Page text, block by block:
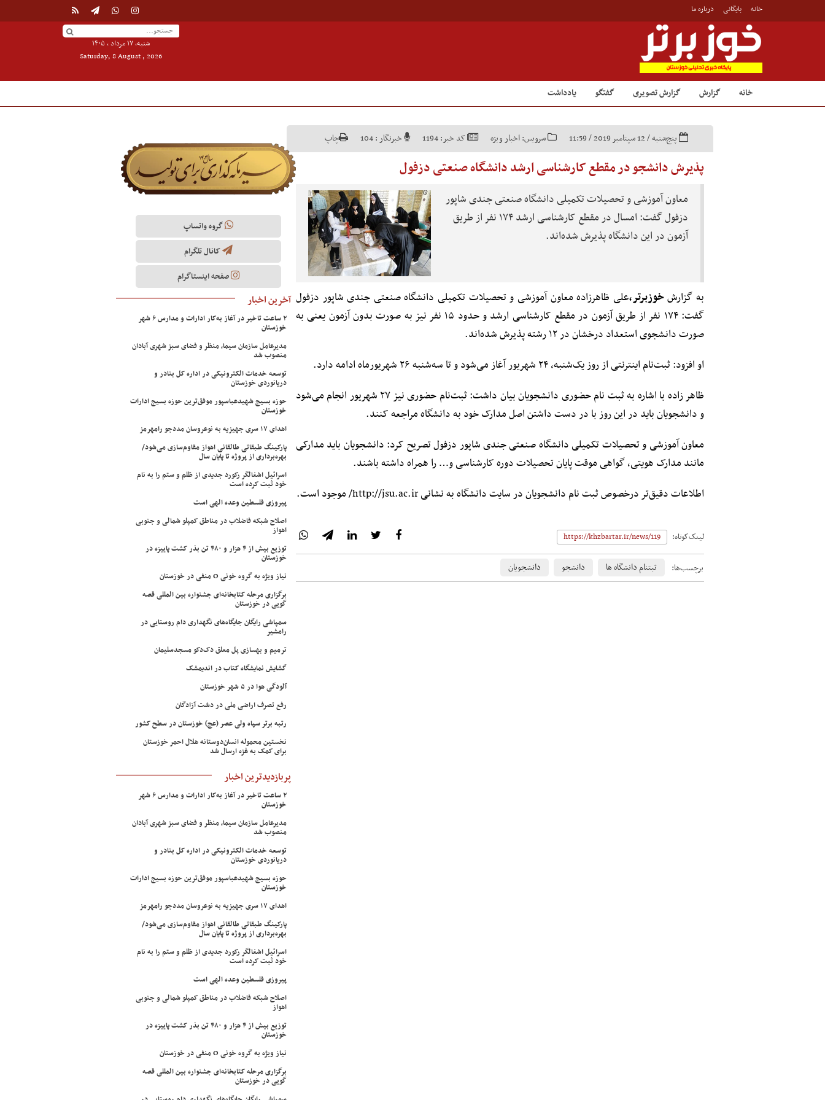
خانه بایگانی درباره ما
شنبه, ۱۷ مرداد , ۱۴۰۵
Saturday, 8 August , 2026
خانه گزارش گزارش تصویری گفتگو یادداشت
پنج‌شنبه / 12 سپتامبر 2019 / 11:59 سرویس:اخبار ویژه کد خبر:1194 خبرنگار :104 چاپ
پذیرش دانشجو در مقطع کارشناسی ارشد دانشگاه صنعتی دزفول
معاون آموزشی و تحصیلات تکمیلی دانشگاه صنعتی جندی شاپور
دزفول گفت: امسال در مقطع کارشناسی ارشد ۱۷۴ نفر از طریق
آزمون در این دانشگاه پذیرش شده‌اند.
به گزارشخوزبرتر،علی ظاهرزاده معاون آموزشی و تحصیلات تکمیلی دانشگاه صنعتی جندی شاپور دزفول
گفت: ۱۷۴ نفر از طریق آزمون در مقطع کارشناسی ارشد و حدود ۱۵ نفر نیز به صورت بدون آزمون یعنی به
صورت دانشجوی استعداد درخشان در ۱۲ رشته پذیرش شده‌اند.
او افزود: ثبت‌نام اینترنتی از روز یک‌شنبه، ۲۴ شهریور آغاز می‌شود و تا سه‌شنبه ۲۶ شهریورماه ادامه دارد.
ظاهر زاده با اشاره به ثبت نام حضوری دانشجویان بیان داشت: ثبت‌نام حضوری نیز ۲۷ شهریور انجام می‌شود
و دانشجویان باید در این روز با در دست داشتن اصل مدارک خود به دانشگاه مراجعه کنند.
معاون آموزشی و تحصیلات تکمیلی دانشگاه صنعتی جندی شاپور دزفول تصریح کرد: دانشجویان باید مدارکی
مانند مدارک هویتی، گواهی موقت پایان تحصیلات دوره کارشناسی و… را همراه داشته باشند.
اطلاعات دقیق‌تر درخصوص ثبت نام دانشجویان در سایت دانشگاه به نشانی http://jsu.ac.ir/ موجود است.
لینک‌کوتاه:
برچسب‌ها: ثبتنام دانشگاه ها دانشجو دانشجویان
گروه واتساپ
کانال تلگرام
صفحه اینستاگرام
آخرین اخبار
۲ ساعت تاخیر در آغاز به‌کار ادارات و مدارس ۶ شهر
خوزستان
مدیرعامل سازمان سیما، منظر و فضای سبز شهری آبادان
منصوب شد
توسعه خدمات الکترونیکی در اداره کل بنادر و
دریانوردی خوزستان
حوزه بسیج شهیدعباسپور موفق‌ترین حوزه بسیج ادارات
خوزستان
اهدای ۱۷ سری جهیزیه به نوعروسان مددجو رامهرمز
پارکینگ طبقاتی طالقانی اهواز مقاوم‌سازی می‌شود/
بهره‌برداری از پروژه تا پایان سال
اسرائیل اشغالگر رکورد جدیدی از ظلم و ستم را به نام
خود ثبت کرده است
پیروزی فلسطین وعده الهی است
اصلاح شبکه فاضلاب در مناطق کمپلو شمالی و جنوبی
اهواز
توزیع بیش از ۴ هزار و ۴۸۰ تن بذر کشت پاییزه در
خوزستان
نیاز ویژه به گروه خونی O منفی در خوزستان
برگزاری مرحله کتابخانه‌ای جشنواره بین المللی قصه
گویی در خوزستان
سمپاشی رایگان جایگاه‌های نگهداری دام روستایی در
رامشیر
ترمیم و بهسازی پل معلق دک‌دکو مسجدسلیمان
گشایش نمایشگاه کتاب در اندیمشک
آلودگی هوا در ۵ شهر خوزستان
رفع تصرف اراضی ملی در دشت آزادگان
رتبه برتر سپاه ولی عصر (عج) خوزستان در سطح کشور
نخستین محموله انسان‌دوستانه هلال احمر خوزستان
برای کمک به غزه ارسال شد
پربازدیدترین اخبار
۲ ساعت تاخیر در آغاز به‌کار ادارات و مدارس ۶ شهر
خوزستان
مدیرعامل سازمان سیما، منظر و فضای سبز شهری آبادان
منصوب شد
توسعه خدمات الکترونیکی در اداره کل بنادر و
دریانوردی خوزستان
حوزه بسیج شهیدعباسپور موفق‌ترین حوزه بسیج ادارات
خوزستان
اهدای ۱۷ سری جهیزیه به نوعروسان مددجو رامهرمز
پارکینگ طبقاتی طالقانی اهواز مقاوم‌سازی می‌شود/
بهره‌برداری از پروژه تا پایان سال
اسرائیل اشغالگر رکورد جدیدی از ظلم و ستم را به نام
خود ثبت کرده است
پیروزی فلسطین وعده الهی است
اصلاح شبکه فاضلاب در مناطق کمپلو شمالی و جنوبی
اهواز
توزیع بیش از ۴ هزار و ۴۸۰ تن بذر کشت پاییزه در
خوزستان
نیاز ویژه به گروه خونی O منفی در خوزستان
برگزاری مرحله کتابخانه‌ای جشنواره بین المللی قصه
گویی در خوزستان